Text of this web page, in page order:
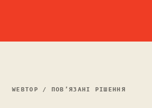
WEBTOP / ПОВ’ЯЗАНІ РІШЕННЯ